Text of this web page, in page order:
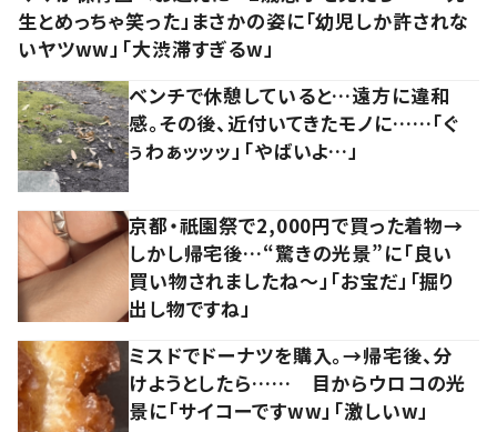
生とめっちゃ笑った」まさかの姿に「幼児しか許されな
いヤツww」「大渋滞すぎるw」
ベンチで休憩していると…遠方に違和
感。その後、近付いてきたモノに……「ぐ
ぅわぁッッッ」「やばいよ…」
京都・祇園祭で2,000円で買った着物→
しかし帰宅後…“驚きの光景”に「良い
買い物されましたね～」「お宝だ」「掘り
出し物ですね」
ミスドでドーナツを購入。→帰宅後、分
けようとしたら…… 目からウロコの光
景に「サイコーですww」「激しいw」